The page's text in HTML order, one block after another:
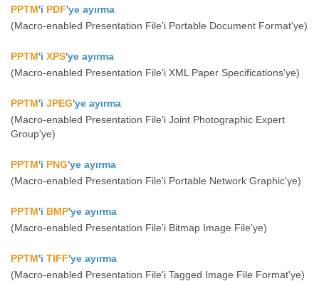
PPTM'i PDF'ye ayırma
(Macro-enabled Presentation File'i Portable Document Format'ye)
PPTM'i XPS'ye ayırma
(Macro-enabled Presentation File'i XML Paper Specifications'ye)
PPTM'i JPEG'ye ayırma
(Macro-enabled Presentation File'i Joint Photographic Expert
Group'ye)
PPTM'i PNG'ye ayırma
(Macro-enabled Presentation File'i Portable Network Graphic'ye)
PPTM'i BMP'ye ayırma
(Macro-enabled Presentation File'i Bitmap Image File'ye)
PPTM'i TIFF'ye ayırma
(Macro-enabled Presentation File'i Tagged Image File Format'ye)